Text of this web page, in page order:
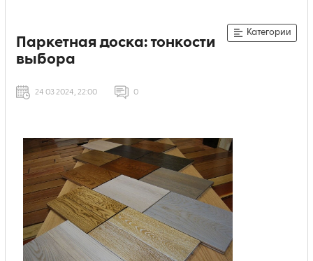
Паркетная доска: тонкости
выбора
Категории
24 03 2024, 22:00 0